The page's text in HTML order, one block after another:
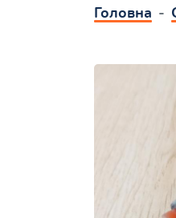
Головна